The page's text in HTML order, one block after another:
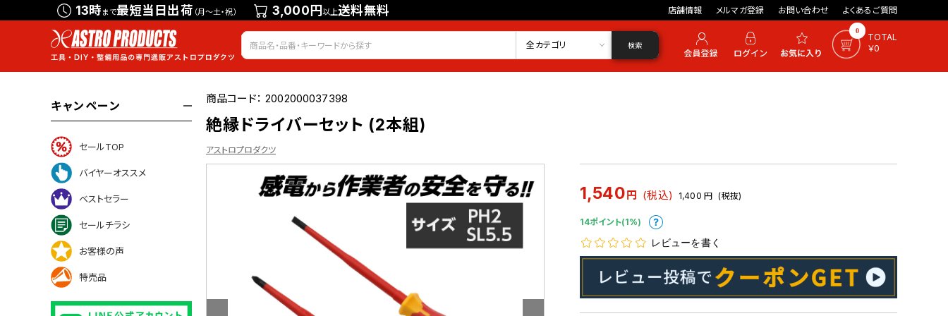
13時まで最短当日出荷 （月～土・祝） 3,000円以上送料無料 店舗情報 メルマガ登録 お問い合わせ よくあるご質問
会員登録 ログイン お気に入り 0
TOTAL
￥0
全カテゴリ 検索
キャンペーン
セールTOP
バイヤーオススメ
ベストセラー
セールチラシ
お客様の声
特売品
商品コード：2002000037398
絶縁ドライバーセット (2本組)
アストロプロダクツ
1,540円 (税込) 1,400 円 (税抜)
14ポイント(1%)
レビューを書く